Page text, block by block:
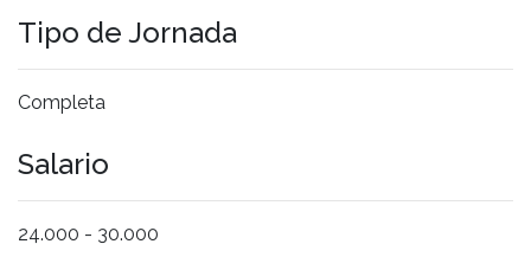
Tipo de Jornada
Completa
Salario
24.000 - 30.000